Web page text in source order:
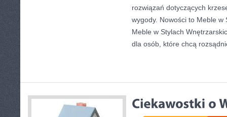
rozwiązań dotyczących
wygody. Nowości to Meble w
Meble w Stylach
dla osób, które chcą